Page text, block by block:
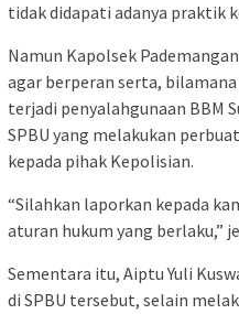
tidak didapati adanya praktik
Namun Kapolsek
agar berperan serta,
terjadi penyalahgunaan BBM
SPBU yang melakukan
kepada pihak Kepolisian.
“Silahkan laporkan kepada
aturan hukum yang berlaku,”
Sementara itu, Aiptu Yuli
di SPBU tersebut, selain